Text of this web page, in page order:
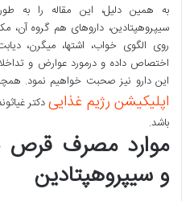
به همین دلیل، این مقاله را به
سیپروهپتادین، داروهای هم گروه آن،
روی الگوی خواب، اشتها، میگرن،
اختصاص داده و درمورد عوارض و
این دارو نیز صحبت خواهیم نمود.
اپلیکیشن رژیم غذاییدکتر
باشد.
موارد مصرف قرص
و سیپروهپتادین